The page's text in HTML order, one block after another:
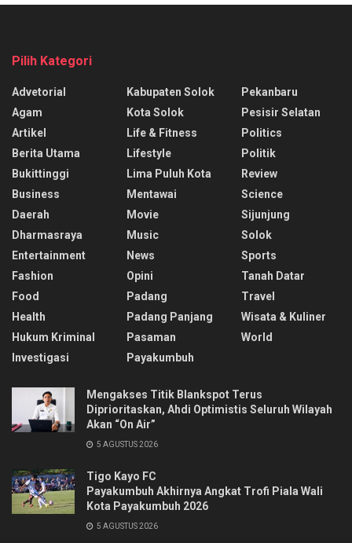
Pilih Kategori
Advetorial
Agam
Artikel
Berita Utama
Bukittinggi
Business
Daerah
Dharmasraya
Entertainment
Fashion
Food
Health
Hukum Kriminal
Investigasi
Kabupaten Solok
Kota Solok
Life & Fitness
Lifestyle
Lima Puluh Kota
Mentawai
Movie
Music
News
Opini
Padang
Padang Panjang
Pasaman
Payakumbuh
Pekanbaru
Pesisir Selatan
Politics
Politik
Review
Science
Sijunjung
Solok
Sports
Tanah Datar
Travel
Wisata & Kuliner
World
Mengakses Titik Blankspot Terus
Diprioritaskan, Ahdi Optimistis Seluruh Wilayah
Akan “On Air”
5 AGUSTUS 2026
Tigo Kayo FC
Payakumbuh Akhirnya Angkat Trofi Piala Wali
Kota Payakumbuh 2026
5 AGUSTUS 2026